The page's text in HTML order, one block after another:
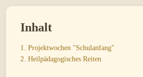
Inhalt
1. Projektwochen "Schulanfang"
2. Heilpädagogisches Reiten